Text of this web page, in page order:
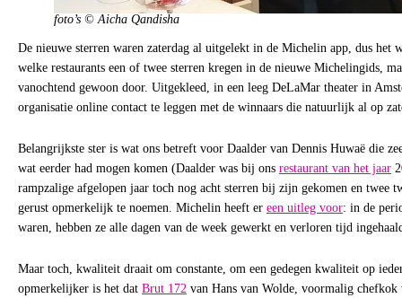
foto’s © Aicha Qandisha
De nieuwe sterren waren zaterdag al uitgelekt in de Michelin app, dus het
welke restaurants een of twee sterren kregen in de nieuwe Michelingids,
vanochtend gewoon door. Uitgekleed, in een leeg DeLaMar theater in
organisatie online contact te leggen met de winnaars die natuurlijk al op
Belangrijkste ster is wat ons betreft voor Daalder van Dennis Huwaë die
wat eerder had mogen komen (Daalder was bij ons restaurant van het jaar
rampzalige afgelopen jaar toch nog acht sterren bij zijn gekomen en twee
gerust opmerkelijk te noemen. Michelin heeft er een uitleg voor: in de
waren, hebben ze alle dagen van de week gewerkt en verloren tijd
Maar toch, kwaliteit draait om constante, om een gedegen kwaliteit op
opmerkelijker is het dat Brut 172 van Hans van Wolde, voormalig chefkok